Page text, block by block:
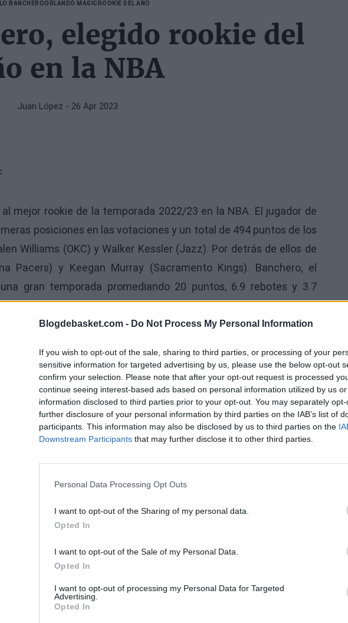
Blogdebasket.com - Do Not Process My Personal Information
If you wish to opt-out of the sale, sharing to third parties, or processing of your
sensitive information for targeted advertising by us, please use the below opt-out
confirm your selection. Please note that after your opt-out request is processed
continue seeing interest-based ads based on personal information utilized by us
information disclosed to third parties prior to your opt-out. You may separately
further disclosure of your personal information by third parties on the IAB’s list of
participants. This information may also be disclosed by us to third parties on the
Downstream Participants that may further disclose it to other third parties.
Personal Data Processing Opt Outs
I want to opt-out of the Sharing of my personal data.
Opted In
I want to opt-out of the Sale of my Personal Data.
Opted In
I want to opt-out of processing my Personal Data for Targeted
Advertising.
Opted In
BANCHEROORLANDO MAGIC ROOKIE DEL AÑO
elegido rookie del
en la NBA
Juan López - 26 Apr 2023
mejor rookie de la temporada 2022/23 en la NBA. El jugador de
posiciones en las votaciones y un total de 494 puntos de los
Williams (OKC) y Walker Kessler (Jazz). Por detrás de ellos de
Pacers) y Keegan Murray (Sacramento Kings). Banchero, el
gran temporada promediando 20 puntos, 6.9 rebotes y 3.7
is... Paolo Banchero!